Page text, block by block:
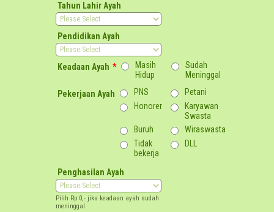
Tahun Lahir Ayah
Pendidikan Ayah
Keadaan Ayah *
Masih
Hidup
Sudah
Meninggal
Pekerjaan Ayah
PNS
Petani
Honorer
Karyawan
Swasta
Buruh
Wiraswasta
Tidak
bekerja
DLL
Penghasilan Ayah
Pilih Rp 0,- jika keadaan ayah sudah
meninggal